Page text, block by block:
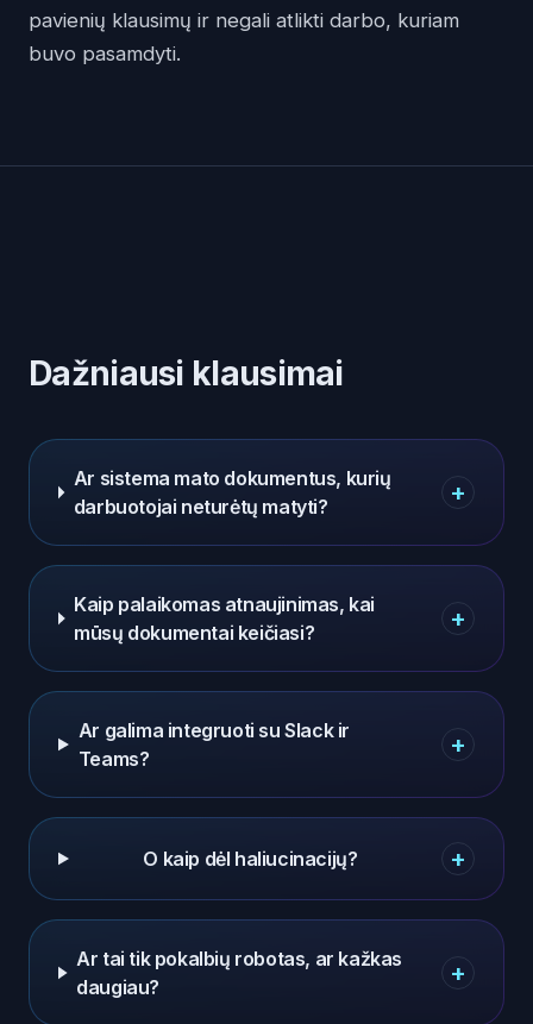
pavienių klausimų ir negali atlikti darbo, kuriam
buvo pasamdyti.
Dažniausi klausimai
Ar sistema mato dokumentus, kurių
darbuotojai neturėtų matyti?
+
Kaip palaikomas atnaujinimas, kai
mūsų dokumentai keičiasi?
+
Ar galima integruoti su Slack ir
Teams?
+
O kaip dėl haliucinacijų? +
Ar tai tik pokalbių robotas, ar kažkas
daugiau?
+